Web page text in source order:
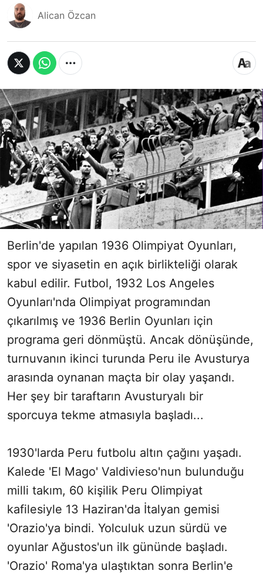
Alican Özcan
Berlin'de yapılan 1936 Olimpiyat Oyunları,
spor ve siyasetin en açık birlikteliği olarak
kabul edilir. Futbol, 1932 Los Angeles
Oyunları'nda Olimpiyat programından
çıkarılmış ve 1936 Berlin Oyunları için
programa geri dönmüştü. Ancak dönüşünde,
turnuvanın ikinci turunda Peru ile Avusturya
arasında oynanan maçta bir olay yaşandı.
Her şey bir taraftarın Avusturyalı bir
sporcuya tekme atmasıyla başladı...
1930'larda Peru futbolu altın çağını yaşadı.
Kalede 'El Mago' Valdivieso'nun bulunduğu
milli takım, 60 kişilik Peru Olimpiyat
kafilesiyle 13 Haziran'da İtalyan gemisi
'Orazio'ya bindi. Yolculuk uzun sürdü ve
oyunlar Ağustos'un ilk gününde başladı.
'Orazio' Roma'ya ulaştıktan sonra Berlin'e